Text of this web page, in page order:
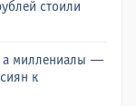
стоили
а миллениалы —
к